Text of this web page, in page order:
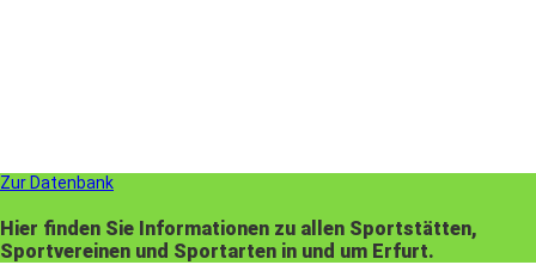
Zur Datenbank
Hier finden Sie Informationen zu allen Sportstätten,
Sportvereinen und Sportarten in und um Erfurt.